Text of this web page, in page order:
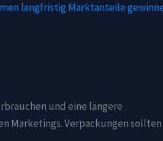
langfristig Marktanteile
und eine längere
Marketings. Verpackungen sollten